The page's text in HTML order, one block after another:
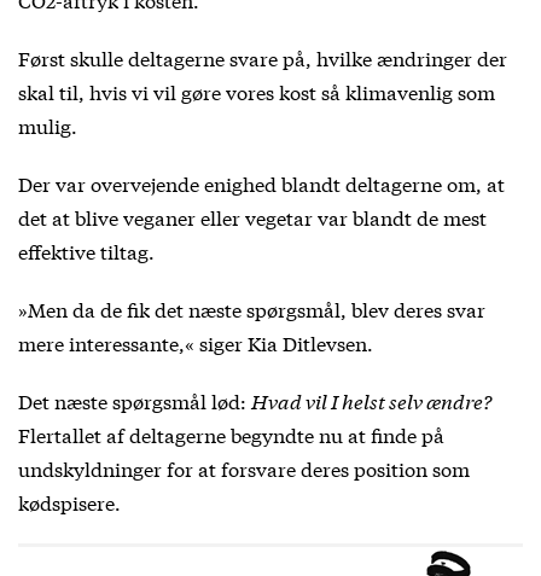
Først skulle deltagerne svare på, hvilke ændringer der
skal til, hvis vi vil gøre vores kost så klimavenlig som
mulig.
Der var overvejende enighed blandt deltagerne om, at
det at blive veganer eller vegetar var blandt de mest
effektive tiltag.
»Men da de fik det næste spørgsmål, blev deres svar
mere interessante,« siger Kia Ditlevsen.
Det næste spørgsmål lød: Hvad vil I helst selv ændre?
Flertallet af deltagerne begyndte nu at finde på
undskyldninger for at forsvare deres position som
kødspisere.